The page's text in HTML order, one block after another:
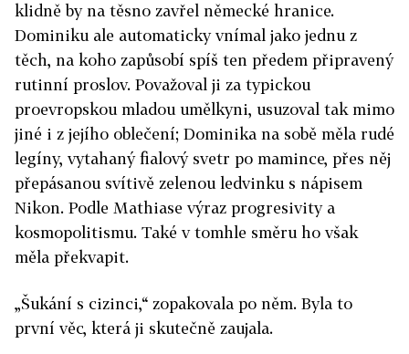
klidně by na těsno zavřel německé hranice.
Dominiku ale automaticky vnímal jako jednu z
těch, na koho zapůsobí spíš ten předem připravený
rutinní proslov. Považoval ji za typickou
proevropskou mladou umělkyni, usuzoval tak mimo
jiné i z jejího oblečení; Dominika na sobě měla rudé
legíny, vytahaný fialový svetr po mamince, přes něj
přepásanou svítivě zelenou ledvinku s nápisem
Nikon. Podle Mathiase výraz progresivity a
kosmopolitismu. Také v tomhle směru ho však
měla překvapit.
„Šukání s cizinci,“ zopakovala po něm. Byla to
první věc, která ji skutečně zaujala.